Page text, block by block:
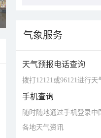
气象服务
天气预报电话查询
拨打12121或96121进行天
手机查询
随时随地通过手机登录中
各地天气资讯